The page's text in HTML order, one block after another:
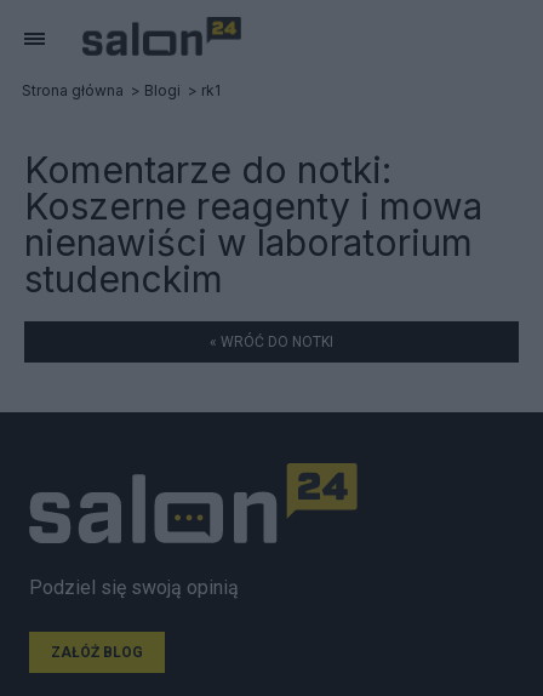
Strona główna Blogi rk1
Komentarze do notki:
Koszerne reagenty i mowa
nienawiści w laboratorium
studenckim
« WRÓĆ DO NOTKI
Podziel się swoją opinią
ZAŁÓŻ BLOG